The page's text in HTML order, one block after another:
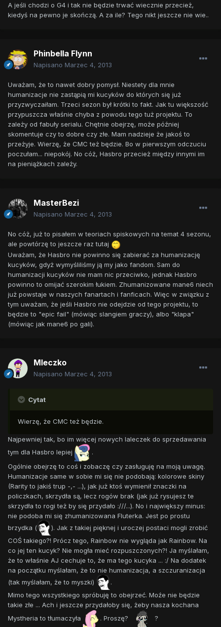
A jeśli chodzi o G4 i tak nie będzie trwać wiecznie przecież,
kiedyś na pewno je skończą. A za ile? Tego nikt jeszcze nie wie..
Phinbella Flynn
Napisano Marzec 4, 2013
Uważam, że to nawet dobry pomysł. Niestety dla mnie
humanizacje nie zastąpią mi kucyków do których się już
przyzwyczaiłam. Trzeci sezon był krótki to fakt. Jak tu większość
przypuszcza właśnie chyba z powodu tego tuż projektu. To
zależy od fabuły serialu. Chętnie obejrzę, może później
skomentuje czy to dobre czy złe. Mam nadzieje że jakoś to
przeżyje. Wierzę, że CMC też będzie. Bo w pierwszym odczuciu
poczułam... niepokój. No cóż, Hasbro przecież między innymi im
na pieniążkach zależy.
MasterBezi
Napisano Marzec 4, 2013
No cóż, już to pisałem w teoriach spiskowych na temat 4 sezonu,
ale powtórzę to jeszcze raz tutaj
Uważam, że Hasbro nie powinno się zabierać za humanizację
kucyków, gdyż wymyśliliśmy ją my jako fandom. Sam do
humanizacji kucyków nie mam nic przeciwko, jednak Hasbro
powinno to omijać szerokim łukiem. Zhumanizowane mane6 niech
już powstaje w naszych fanartach i fanficach. Więc w związku z
tym uważam, że jeśli Hasbro nie odejdzie od tego projektu, to
będzie to "epic fail" (mówiąc slangiem graczy), albo "klapa"
(mówiąc jak mane6 po gali).
Mleczko
Napisano Marzec 4, 2013
Cytat
Wierzę, że CMC też będzie.
Najpewniej tak, bo im więcej nowych laleczek do sprzedawania
tym dla Hasbro lepiej
.
Ogólnie obejrzę to coś i zobaczę czy zasługuję na moją uwagę.
Humanizacje same w sobie mi się nie podobają: kolorowe skiny
(Rarity to jakiś trup -,- ...), jak już ktoś wymienił znaczki na
policzkach, skrzydła są, lecz rogów brak (jak już rysujesz te
skrzydła to rogi też by się przydało :///...). No i największy minus:
nie podoba mi się zhumanizowana Fluterka. Jest po prostu
brzydka (
). Jak z takiej pięknej i uroczej postaci mogli zrobić
COŚ takiego?! Prócz tego, Rainbow nie wygląda jak Rainbow. Na
co jej ten kucyk? Nie mogła mieć rozpuszczonych?! Ja myślałam,
że to właśnie AJ cechuje to, że ma tego kucyka ... :/ Na dodatek
na początku myślałam, że to nie humanizacja, a szczuranizacja
(tak myślałam, że to myszki)
.
Mimo tego wszystkiego spróbuję to obejrzeć. Moźe nie będzie
takie złe ... Ach i jeszcze przydałoby się, żeby nasza kochana
Mystheria to tłumaczyła
. Proszę? ?